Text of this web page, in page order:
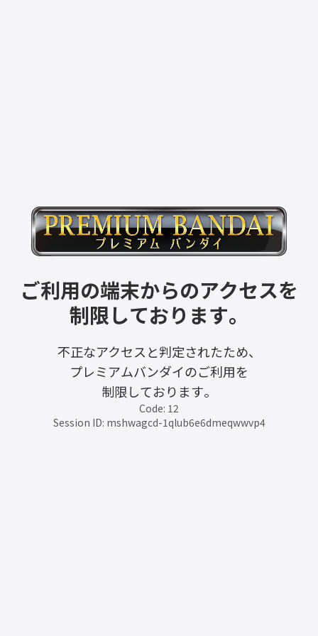
ご利用の端末からのアクセスを
制限しております。
不正なアクセスと判定されたため、
プレミアムバンダイのご利用を
制限しております。
Code: 12
Session ID: mshwagcd-1qlub6e6dmeqwwvp4